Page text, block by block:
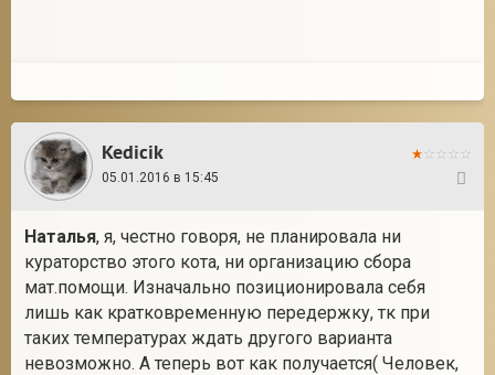
Kedicik
05.01.2016 в 15:45
Наталья, я, честно говоря, не планировала ни
кураторство этого кота, ни организацию сбора
мат.помощи. Изначально позиционировала себя
лишь как кратковременную передержку, тк при
таких температурах ждать другого варианта
невозможно. А теперь вот как получается( Человек,